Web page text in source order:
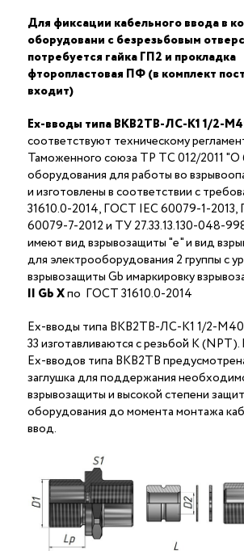
Для фиксации кабельного ввода в
оборудовани с безрезьбовым
потребуется гайка ГП2 и прокладка
фторопластовая ПФ (в комплект
входит)
Ex-вводы типа ВКВ2ТВ-ЛС-К1 1/2-
соответствуют техническому
Таможенного союза ТР ТС 012/2011 "О
оборудования для работы во
и изготовлены в соответствии с
31610.0-2014, ГОСТ IEC 60079-1-
60079-7-2012 и ТУ 27.33.13.130-048-
имеют вид взрывозащиты "е" и вид
для электрооборудования 2 группы с
взрывозащиты Gb имаркировку
II Gb Xпо ГОСТ 31610.0-2014
Ex-вводы типа ВКВ2ТВ-ЛС-К1 1/2-
33 изготавливаются с резьбой K (NPT).
Ex-вводов типа ВКВ2ТВ
заглушка для поддержания
взрывозащиты и высокой степени
оборудования до момента монтажа
ввод.